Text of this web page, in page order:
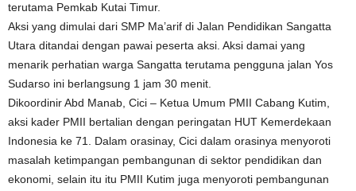
terutama Pemkab Kutai Timur.
Aksi yang dimulai dari SMP Ma’arif di Jalan Pendidikan Sangatta
Utara ditandai dengan pawai peserta aksi. Aksi damai yang
menarik perhatian warga Sangatta terutama pengguna jalan Yos
Sudarso ini berlangsung 1 jam 30 menit.
Dikoordinir Abd Manab, Cici – Ketua Umum PMII Cabang Kutim,
aksi kader PMII bertalian dengan peringatan HUT Kemerdekaan
Indonesia ke 71. Dalam orasinay, Cici dalam orasinya menyoroti
masalah ketimpangan pembangunan di sektor pendidikan dan
ekonomi, selain itu itu PMII Kutim juga menyoroti pembangunan